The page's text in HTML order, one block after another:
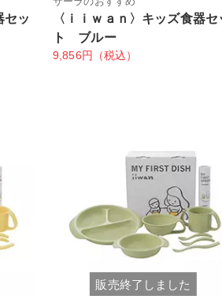
セッ
〈ｉｉｗａｎ〉キッズ食器セ
ト ブルー
9,856円（税込）
販売終了しました